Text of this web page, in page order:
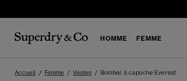
HOMME FEMME
Accueil Femme Vestes Bomber à capuche Everest